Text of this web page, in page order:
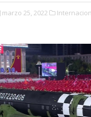
marzo 25, 2022